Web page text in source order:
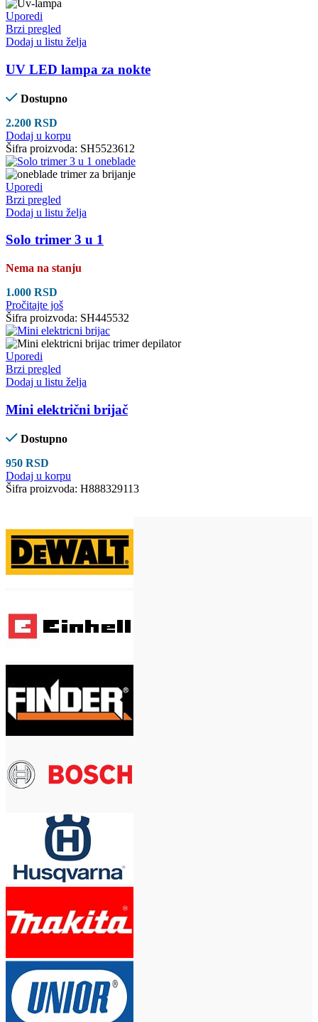
Uporedi
Brzi pregled
Dodaj u listu želja
UV LED lampa za nokte
Dostupno
2.200 RSD
Dodaj u korpu
Šifra proizvoda: SH5523612
Uporedi
Brzi pregled
Dodaj u listu želja
Solo trimer 3 u 1
Nema na stanju
1.000 RSD
Pročitajte još
Šifra proizvoda: SH445532
Uporedi
Brzi pregled
Dodaj u listu želja
Mini električni brijač
Dostupno
950 RSD
Dodaj u korpu
Šifra proizvoda: H888329113